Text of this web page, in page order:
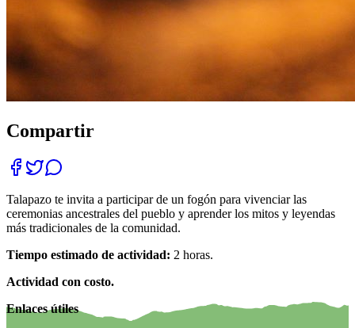
Compartir
Talapazo te invita a participar de un fogón para vivenciar las
ceremonias ancestrales del pueblo y aprender los mitos y leyendas
más tradicionales de la comunidad.
Tiempo estimado de actividad: 2 horas.
Actividad con costo.
Enlaces útiles